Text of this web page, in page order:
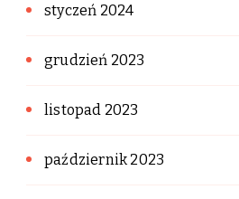
styczeń 2024
grudzień 2023
listopad 2023
październik 2023